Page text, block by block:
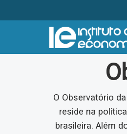
O Observatório
reside na
brasileira. Além